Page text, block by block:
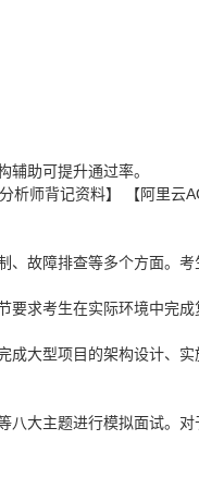
助可提升通过率。
析师背记资料】 【阿里云
故障排查等多个方面。
求考生在实际环境中完
大型项目的架构设计、
大主题进行模拟面试。